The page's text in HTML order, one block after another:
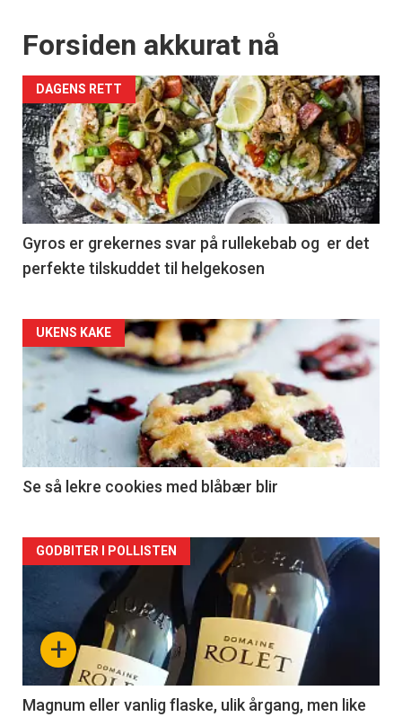
Forsiden akkurat nå
DAGENS RETT
Gyros er grekernes svar på rullekebab og er det
perfekte tilskuddet til helgekosen
Forsiden
akkurat
nå
2
UKENS KAKE
Se så lekre cookies med blåbær blir
Forsiden
akkurat
nå
3
+
GODBITER I POLLISTEN
Magnum eller vanlig flaske, ulik årgang, men like